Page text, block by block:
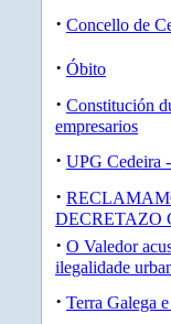
· Concello de
· Óbito
· Constitución
empresarios
· UPG Cedeira
·
DECRETAZO
· O Valedor
ilegalidade
· Terra Galega